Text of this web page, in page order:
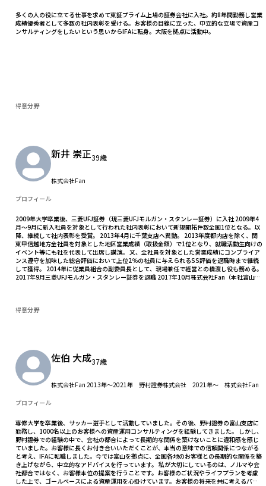
多くの人の役に立てる仕事を求めて東証プライム上場の証券会社に入社。約8年間勤務し営業
成績優秀者として多数の社内表彰を受ける。お客様の目線に立った、中立的な立場で資産コ
ンサルティングをしたいという思いからIFAに転身。大阪を拠点に活動中。
得意分野
新井 崇正39歳
株式会社Fan
プロフィール
2009年大学卒業後、三菱UFJ証券（現三菱UFJモルガン・スタンレー証券）に入社 2009年4
月～9月に新入社員を対象として行われた社内表彰において新規開拓件数全国1位となる。以
降、継続して社内表彰を受賞。 2013年4月に千葉支店へ異動。 2013年度都内店を除く、関
東甲信越地方全社員を対象とした地区営業成績（取扱金額）で1位となり、就職活動生向けの
イベント等にも社を代表して出席し講演。 又、全社員を対象とした営業成績にコンプライア
ンス遵守を加味した総合評価において上位2％の社員に与えられるSS評価を退職時まで継続
して獲得。 2014年に従業員組合の副委員長として、現場兼任で経営との橋渡し役も務める。
2017年9月三菱UFJモルガン・スタンレー証券を退職 2017年10月株式会社Fan（本社富山
得意分野
佐伯 大成37歳
株式会社Fan 2013年～2021年 野村證券株式会社 2021年～ 株式会社Fan
プロフィール
専修大学を卒業後、サッカー選手として活動していました。その後、野村證券の富山支店に
勤務し、1000名以上のお客様への資産運用コンサルティングを経験してきました。 しかし、
野村證券での経験の中で、会社の都合によって長期的な関係を築けないことに違和感を感じ
ていました。お客様に長くお付き合いいただくことが、本当の意味での信頼関係につながる
と考え、IFAに転職しました。今では富山を拠点に、全国各地のお客様との長期的な関係を築
き上げながら、中立的なアドバイスを行っています。 私が大切にしているのは、ノルマや会
社都合ではなく、お客様本位の提案を行うことです。お客様のご状況やライフプランを考慮
した上で、ゴールベースによる資産運用を心掛けています。お客様の将来を共に考えるパー